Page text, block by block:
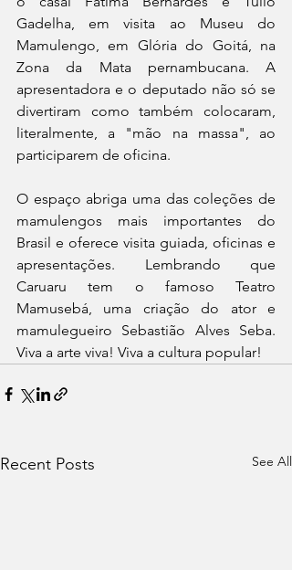
Gadelha, em visita ao Museu do
Mamulengo, em Glória do Goitá, na
Zona da Mata pernambucana. A
apresentadora e o deputado não só se
divertiram como também colocaram,
literalmente, a "mão na massa", ao
participarem de oficina.
O espaço abriga uma das coleções de
mamulengos mais importantes do
Brasil e oferece visita guiada, oficinas e
apresentações. Lembrando que
Caruaru tem o famoso Teatro
Mamusebá, uma criação do ator e
mamulegueiro Sebastião Alves Seba.
Viva a arte viva! Viva a cultura popular!
Recent Posts See All